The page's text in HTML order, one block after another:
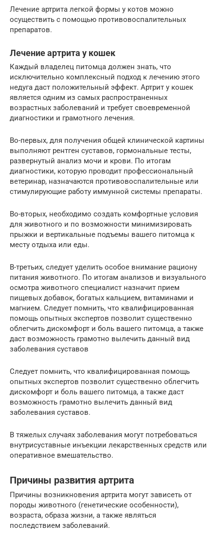
Лечение артрита легкой формы у котов можно
осуществить с помощью противовоспалительных
препаратов.
Лечение артрита у кошек
Каждый владелец питомца должен знать, что
исключительно комплексный подход к лечению этого
недуга даст положительный эффект. Артрит у кошек
является одним из самых распространенных
возрастных заболеваний и требует своевременной
диагностики и грамотного лечения.
Во-первых, для получения общей клинической картины
выполняют рентген суставов, гормональные тесты,
развернутый анализ мочи и крови. По итогам
диагностики, которую проводит профессиональный
ветеринар, назначаются противовоспалительные или
стимулирующие работу иммунной системы препараты.
Во-вторых, необходимо создать комфортные условия
для животного и по возможности минимизировать
прыжки и вертикальные подъемы вашего питомца к
месту отдыха или еды.
В-третьих, следует уделить особое внимание рациону
питания животного. По итогам анализов и визуального
осмотра животного специалист назначит прием
пищевых добавок, богатых кальцием, витаминами и
магнием. Следует помнить, что квалифицированная
помощь опытных экспертов позволит существенно
облегчить дискомфорт и боль вашего питомца, а также
даст возможность грамотно вылечить данный вид
заболевания суставов
Следует помнить, что квалифицированная помощь
опытных экспертов позволит существенно облегчить
дискомфорт и боль вашего питомца, а также даст
возможность грамотно вылечить данный вид
заболевания суставов.
В тяжелых случаях заболевания могут потребоваться
внутрисуставные инъекции лекарственных средств или
оперативное вмешательство.
Причины развития артрита
Причины возникновения артрита могут зависеть от
породы животного (генетические особенности),
возраста, образа жизни, а также являться
последствием заболеваний.